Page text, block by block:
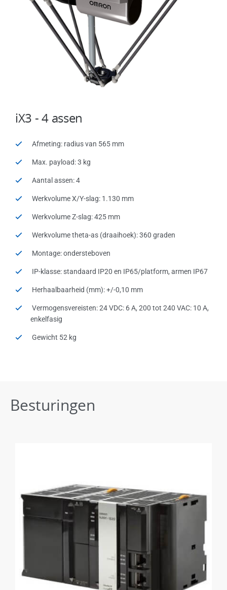
iX3 - 4 assen
Afmeting: radius van 565 mm
Max. payload: 3 kg
Aantal assen: 4
Werkvolume X/Y-slag: 1.130 mm
Werkvolume Z-slag: 425 mm
Werkvolume theta-as (draaihoek): 360 graden
Montage: ondersteboven
IP-klasse: standaard IP20 en IP65/platform, armen IP67
Herhaalbaarheid (mm): +/-0,10 mm
Vermogensvereisten: 24 VDC: 6 A, 200 tot 240 VAC: 10 A,
enkelfasig
Gewicht 52 kg
Besturingen